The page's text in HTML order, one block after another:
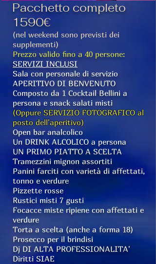
Pacchetto completo
1590€
(nel weekend sono previsti dei
supplementi)
Prezzo valido fino a 40 persone:
SERVIZI INCLUSI
Sala con personale di servizio
APERITIVO DI BENVENUTO
Composto da 1 Cocktail Bellini a
persona e snack salati misti
(Oppure SERVIZIO FOTOGRAFICO al
posto dell'aperitivo)
Open bar analcolico
Un DRINK ALCOLICO a persona
UN PRIMO PIATTO A SCELTA
Tramezzini mignon assortiti
Panini farciti con varietà di affettati,
tonno e verdure
Pizzette rosse
Rustici misti 7 gusti
Focacce miste ripiene con affettati e
verdure
Torta a scelta (anche a forma 18)
Prosecco per il brindisi
Dj DI ALTA PROFESSIONALITA'
Diritti SIAE